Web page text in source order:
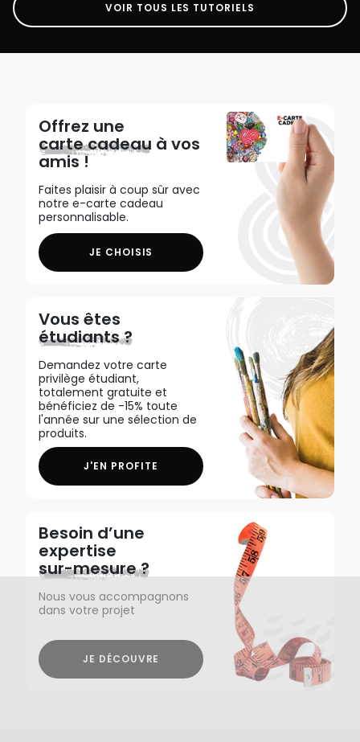
VOIR TOUS LES TUTORIELS
Offrez une
carte cadeau à vos
amis !
Faites plaisir à coup sûr avec
notre e-carte cadeau
personnalisable.
JE CHOISIS
Vous êtes
étudiants ?
Demandez votre carte
privilège étudiant,
totalement gratuite et
bénéficiez de -15% toute
l'année sur une sélection de
produits.
J'EN PROFITE
Besoin d’une
expertise
sur-mesure ?
Nous vous accompagnons
dans votre projet
JE DÉCOUVRE